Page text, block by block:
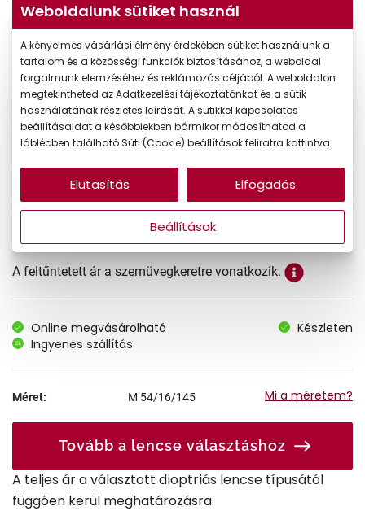
Virtuális próba
Ár: 41.990 Ft
A feltűntetett ár a szemüvegkeretre vonatkozik.
Online megvásárolható
Készleten
Ingyenes szállítás
Méret: M 54/16/145 Mi a méretem?
Tovább a lencse választáshoz
A teljes ár a választott dioptriás lencse típusától
függően kerül meghatározásra.
Weboldalunk sütiket használ
A kényelmes vásárlási élmény érdekében sütiket használunk a
tartalom és a közösségi funkciók biztosításához, a weboldal
forgalmunk elemzéséhez és reklámozás céljából. A weboldalon
megtekintheted az Adatkezelési tájékoztatónkat és a sütik
használatának részletes leírását. A sütikkel kapcsolatos
beállításaidat a későbbiekben bármikor módosíthatod a
láblécben található Süti (Cookie) beállítások feliratra kattintva.
Beállítások
Elutasítás Elfogadás